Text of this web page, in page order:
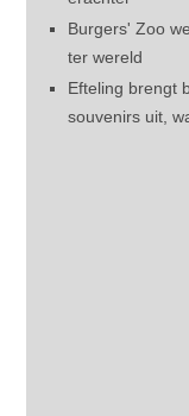
Burgers' Zoo
ter wereld
Efteling brengt
souvenirs uit,